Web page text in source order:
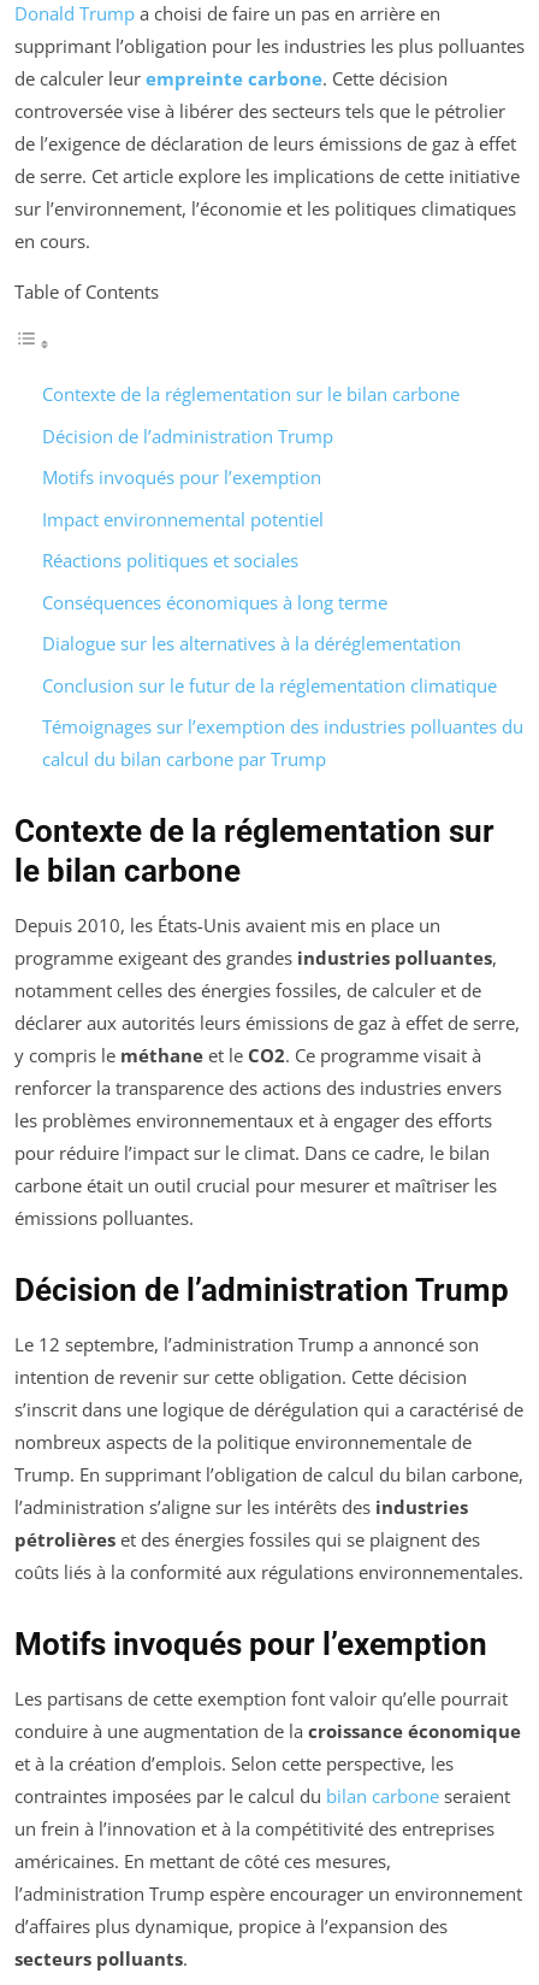
Donald Trump a choisi de faire un pas en arrière en
supprimant l’obligation pour les industries les plus polluantes
de calculer leur empreinte carbone. Cette décision
controversée vise à libérer des secteurs tels que le pétrolier
de l’exigence de déclaration de leurs émissions de gaz à effet
de serre. Cet article explore les implications de cette initiative
sur l’environnement, l’économie et les politiques climatiques
en cours.
Table of Contents
Contexte de la réglementation sur le bilan carbone
Décision de l’administration Trump
Motifs invoqués pour l’exemption
Impact environnemental potentiel
Réactions politiques et sociales
Conséquences économiques à long terme
Dialogue sur les alternatives à la déréglementation
Conclusion sur le futur de la réglementation climatique
Témoignages sur l’exemption des industries polluantes du
calcul du bilan carbone par Trump
Contexte de la réglementation sur
le bilan carbone
Depuis 2010, les États-Unis avaient mis en place un
programme exigeant des grandes industries polluantes,
notamment celles des énergies fossiles, de calculer et de
déclarer aux autorités leurs émissions de gaz à effet de serre,
y compris le méthane et le CO2. Ce programme visait à
renforcer la transparence des actions des industries envers
les problèmes environnementaux et à engager des efforts
pour réduire l’impact sur le climat. Dans ce cadre, le bilan
carbone était un outil crucial pour mesurer et maîtriser les
émissions polluantes.
Décision de l’administration Trump
Le 12 septembre, l’administration Trump a annoncé son
intention de revenir sur cette obligation. Cette décision
s’inscrit dans une logique de dérégulation qui a caractérisé de
nombreux aspects de la politique environnementale de
Trump. En supprimant l’obligation de calcul du bilan carbone,
l’administration s’aligne sur les intérêts des industries
pétrolières et des énergies fossiles qui se plaignent des
coûts liés à la conformité aux régulations environnementales.
Motifs invoqués pour l’exemption
Les partisans de cette exemption font valoir qu’elle pourrait
conduire à une augmentation de la croissance économique
et à la création d’emplois. Selon cette perspective, les
contraintes imposées par le calcul du bilan carbone seraient
un frein à l’innovation et à la compétitivité des entreprises
américaines. En mettant de côté ces mesures,
l’administration Trump espère encourager un environnement
d’affaires plus dynamique, propice à l’expansion des
secteurs polluants.